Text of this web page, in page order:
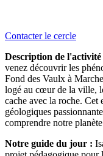
Contacter le cercle
Description de l'activité
venez découvrir les
Fond des Vaulx à
logé au cœur de la ville,
cache avec la roche. Cet
géologiques
comprendre notre
Notre guide du jour :